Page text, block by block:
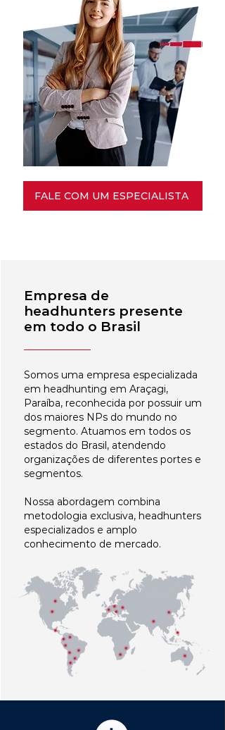
FALE COM UM ESPECIALISTA
Empresa de
headhunters presente
em todo o Brasil
Somos uma empresa especializada
em headhunting em Araçagi,
Paraíba, reconhecida por possuir um
dos maiores NPs do mundo no
segmento. Atuamos em todos os
estados do Brasil, atendendo
organizações de diferentes portes e
segmentos.
Nossa abordagem combina
metodologia exclusiva, headhunters
especializados e amplo
conhecimento de mercado.